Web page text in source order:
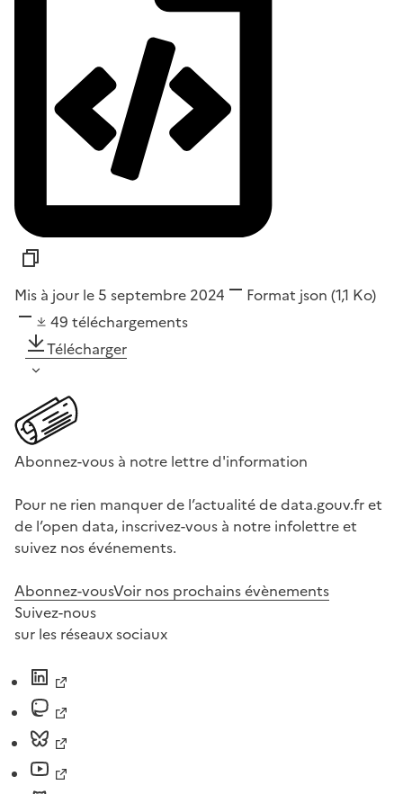
Mis à jour le 5 septembre 2024 Format json (1,1 Ko)
49 téléchargements
Télécharger
Abonnez-vous à notre lettre d'information
Pour ne rien manquer de l’actualité de data.gouv.fr et
de l’open data, inscrivez-vous à notre infolettre et
suivez nos événements.
Abonnez-vousVoir nos prochains évènements
Suivez-nous
sur les réseaux sociaux